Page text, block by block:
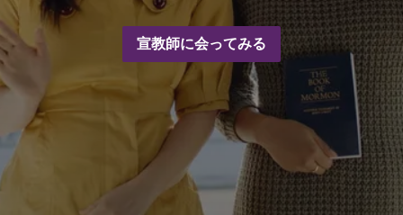
宣教師に会ってみる